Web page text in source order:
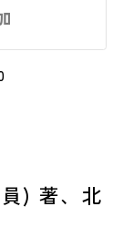
) 著、北